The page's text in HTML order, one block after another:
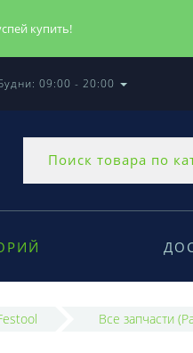
купить!
09:00 - 20:00
Все запчасти